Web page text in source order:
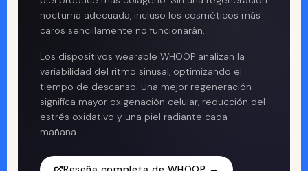
nocturna adecuada, incluso los cosméticos más
caros sencillamente no funcionarán.
Los dispositivos wearable WHOOP analizan la
variabilidad del ritmo sinusal, optimizando el
tiempo de descanso. Una mejor regeneración
significa mayor oxigenación celular, reducción del
estrés oxidativo y una piel radiante cada
mañana.